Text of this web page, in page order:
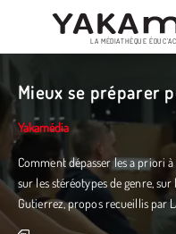
au
principal
LA MÉDIATHÈQUE
Mieux se préparer
Yakamédia
Comment dépasser les a priori
sur les stéréotypes de genre,
Gutierrez, propos recueillis par